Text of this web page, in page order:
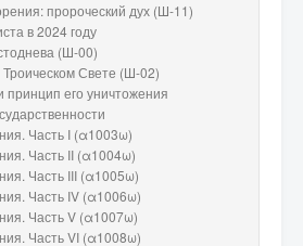
пророческий дух (Ш-11)
в 2024 году
(Ш-00)
Свете (Ш-02)
его уничтожения
Часть I (α1003ω)
Часть II (α1004ω)
Часть III (α1005ω)
Часть IV (α1006ω)
Часть V (α1007ω)
Часть VI (α1008ω)